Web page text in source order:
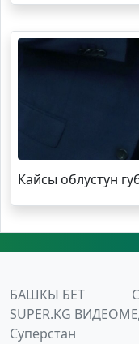
Кайсы облустун
БАШКЫ БЕТ
SUPER.KG ВИДЕО
Суперстан